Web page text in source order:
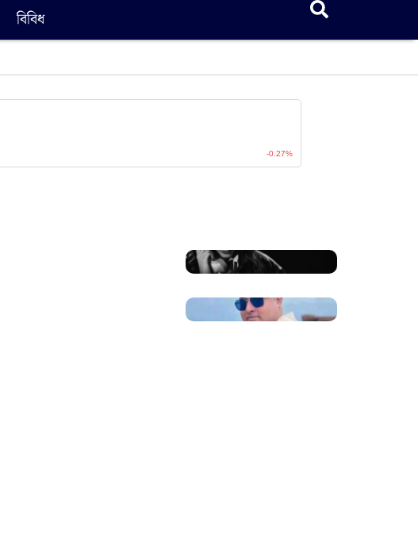
বিবিধ